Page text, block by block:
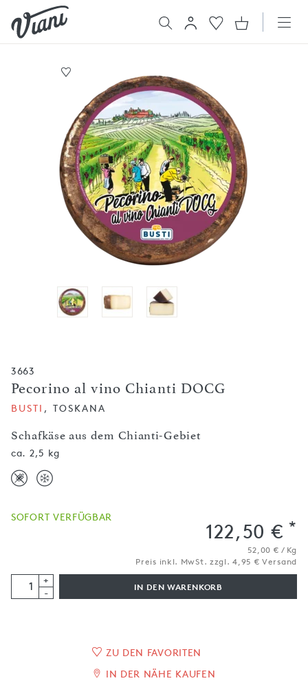
3663
Pecorino al vino Chianti DOCG
Schafkäse aus dem Chianti-Gebiet
BUSTI , TOSKANA
ca. 2,5 kg
SOFORT VERFÜGBAR
122,50 € *
52,00 € / Kg
Preis inkl. MwSt. zzgl. 4,95 € Versand
+
-
IN DEN WARENKORB
ZU DEN FAVORITEN
IN DER NÄHE KAUFEN